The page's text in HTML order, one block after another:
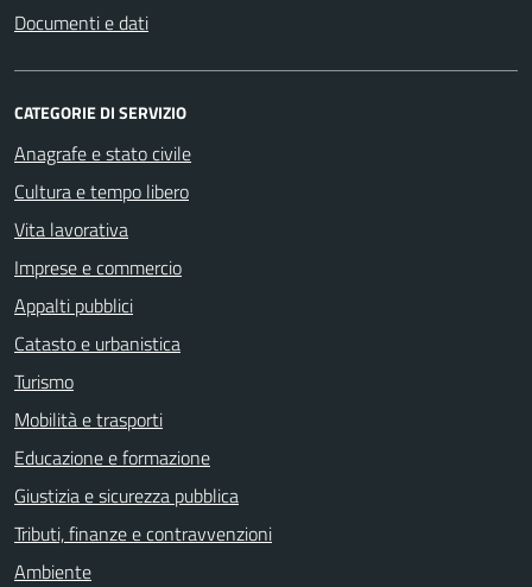
Documenti e dati
CATEGORIE DI SERVIZIO
Anagrafe e stato civile
Cultura e tempo libero
Vita lavorativa
Imprese e commercio
Appalti pubblici
Catasto e urbanistica
Turismo
Mobilità e trasporti
Educazione e formazione
Giustizia e sicurezza pubblica
Tributi, finanze e contravvenzioni
Ambiente